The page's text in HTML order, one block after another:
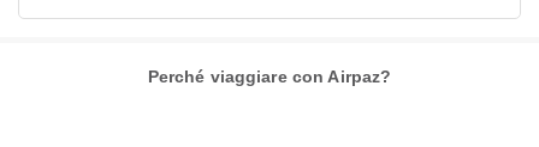
Perché viaggiare con Airpaz?